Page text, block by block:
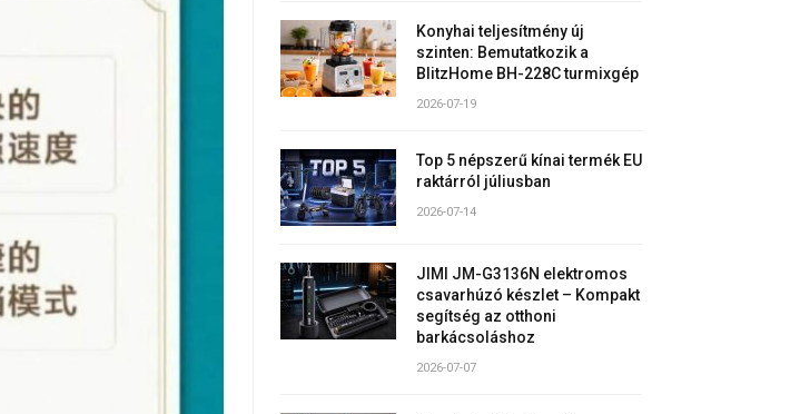
Konyhai teljesítmény új
szinten: Bemutatkozik a
BlitzHome BH-228C turmixgép
2026-07-19
Top 5 népszerű kínai termék EU
raktárról júliusban
2026-07-14
JIMI JM-G3136N elektromos
csavarhúzó készlet – Kompakt
segítség az otthoni
barkácsoláshoz
2026-07-07